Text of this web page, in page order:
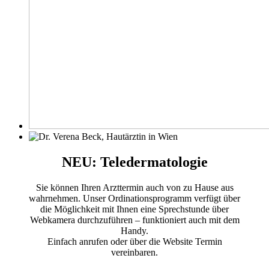
NEU: Teledermatologie
Sie können Ihren Arzttermin auch von zu Hause aus
wahrnehmen. Unser Ordinationsprogramm verfügt über
die Möglichkeit mit Ihnen eine Sprechstunde über
Webkamera durchzuführen – funktioniert auch mit dem
Handy.
Einfach anrufen oder über die Website Termin
vereinbaren.